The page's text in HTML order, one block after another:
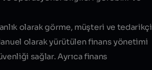
olarak görme, müşteri ve tedarikçi
olarak yürütülen finans yönetimi
sağlar. Ayrıca finans